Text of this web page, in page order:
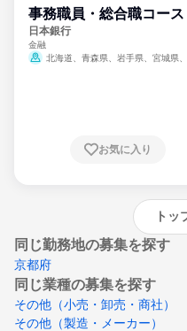
事務職員・総合職コース
日本銀行
金融
北海道、青森県、岩手県、宮城県、
崎県、熊本県、大分県、宮崎県、鹿児島
お気に入り
トッ
同じ勤務地の募集を探す
京都府
同じ業種の募集を探す
その他（小売・卸売・商社）
その他（製造・メーカー）